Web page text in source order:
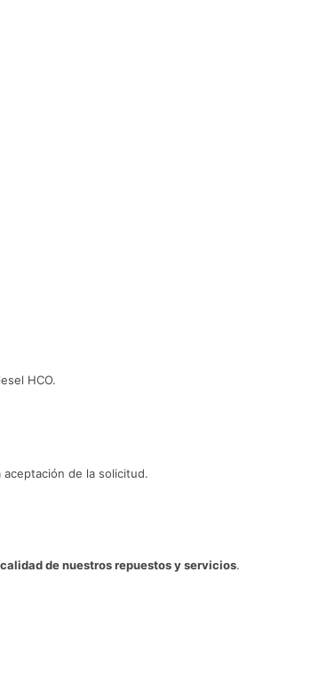
HCO.
aceptación de la solicitud.
calidad de nuestros repuestos y servicios.